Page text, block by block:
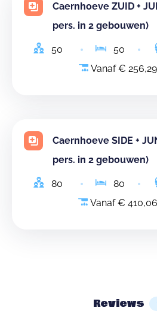
Caernhoeve ZUID +
pers. in 2 gebouwen)
50 50
Vanaf € 256,29
Caernhoeve SIDE +
pers. in 2 gebouwen)
80 80
Vanaf € 410,06
Reviews